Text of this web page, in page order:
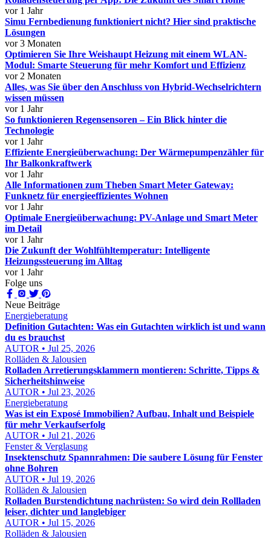
vor 1 Jahr
Simu Fernbedienung funktioniert nicht? Hier sind praktische
Lösungen
vor 3 Monaten
Optimieren Sie Ihre Weishaupt Heizung mit einem WLAN-
Modul: Smarte Steuerung für mehr Komfort und Effizienz
vor 2 Monaten
Alles, was Sie über den Anschluss von Hybrid-Wechselrichtern
wissen müssen
vor 1 Jahr
So funktionieren Regensensoren – Ein Blick hinter die
Technologie
vor 1 Jahr
Effiziente Energieüberwachung: Der Wärmepumpenzähler für
Ihr Balkonkraftwerk
vor 1 Jahr
Alle Informationen zum Theben Smart Meter Gateway:
Funknetz für energieeffizientes Wohnen
vor 1 Jahr
Optimale Energieüberwachung: PV-Anlage und Smart Meter
im Detail
vor 1 Jahr
Die Zukunft der Wohlfühltemperatur: Intelligente
Heizungssteuerung im Alltag
vor 1 Jahr
Folge uns
Neue Beiträge
Energieberatung
Definition Gutachten: Was ein Gutachten wirklich ist und wann
du es brauchst
AUTOR • Jul 25, 2026
Rolläden & Jalousien
Rolladen Arretierungsklammern montieren: Schritte, Tipps &
Sicherheitshinweise
AUTOR • Jul 23, 2026
Energieberatung
Was ist ein Exposé Immobilien? Aufbau, Inhalt und Beispiele
für mehr Verkaufserfolg
AUTOR • Jul 21, 2026
Fenster & Verglasung
Insektenschutz Spannrahmen: Die saubere Lösung für Fenster
ohne Bohren
AUTOR • Jul 19, 2026
Rolläden & Jalousien
Rolladen Burstendichtung nachrüsten: So wird dein Rollladen
leiser, dichter und langlebiger
AUTOR • Jul 15, 2026
Rolläden & Jalousien